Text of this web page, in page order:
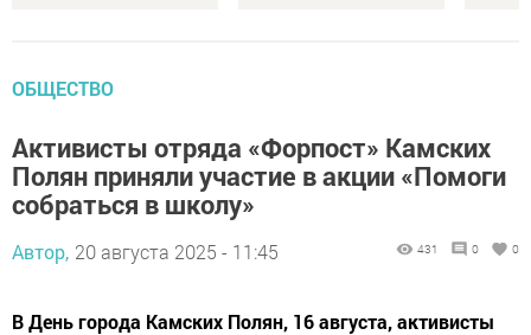
ОБЩЕСТВО
Активисты отряда «Форпост» Камских
Полян приняли участие в акции «Помоги
собраться в школу»
Автор, 20 августа 2025 - 11:45 431 0 0
В День города Камских Полян, 16 августа, активисты